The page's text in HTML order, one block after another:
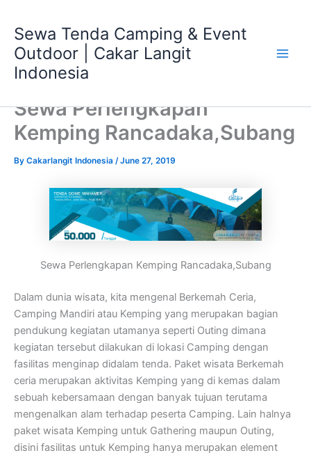
content
Sewa Tenda Camping & Event
Outdoor | Cakar Langit
Indonesia
Sewa Perlengkapan
Kemping Rancadaka,Subang
By Cakarlangit Indonesia /June 27, 2019
Sewa Perlengkapan Kemping Rancadaka,Subang
Dalam dunia wisata, kita mengenal Berkemah Ceria,
Camping Mandiri atau Kemping yang merupakan bagian
pendukung kegiatan utamanya seperti Outing dimana
kegiatan tersebut dilakukan di lokasi Camping dengan
fasilitas menginap didalam tenda. Paket wisata Berkemah
ceria merupakan aktivitas Kemping yang di kemas dalam
sebuah kebersamaan dengan banyak tujuan terutama
mengenalkan alam terhadap peserta Camping. Lain halnya
paket wisata Kemping untuk Gathering maupun Outing,
disini fasilitas untuk Kemping hanya merupakan element